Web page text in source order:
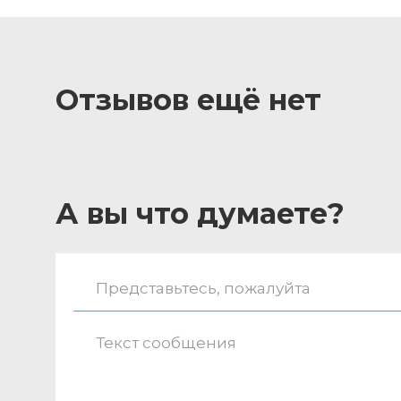
Отзывов ещё нет
А вы что думаете?